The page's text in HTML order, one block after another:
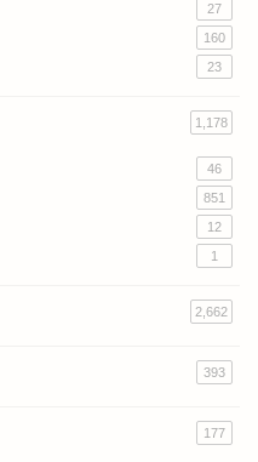
27
160
23
1,178
46
851
12
1
2,662
393
177